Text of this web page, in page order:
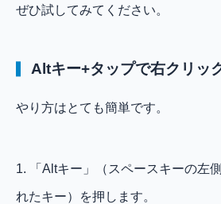
ぜひ試してみてください。
Altキー+タップで右クリッ
やり方はとても簡単です。
1. 「Altキー」（スペースキーの左
れたキー）を押します。